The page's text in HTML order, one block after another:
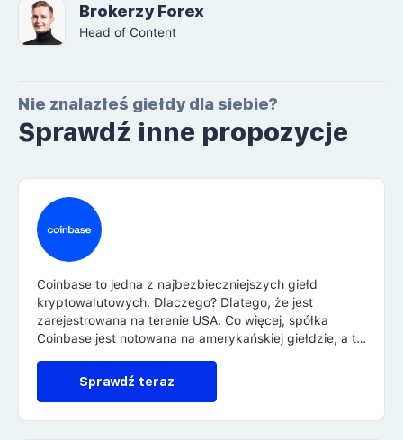
Brokerzy Forex
Head of Content
Nie znalazłeś giełdy dla siebie?
Sprawdź inne propozycje
Coinbase to jedna z najbezbieczniejszych giełd
kryptowalutowych. Dlaczego? Dlatego, że jest
zarejestrowana na terenie USA. Co więcej, spółka
Coinbase jest notowana na amerykańskiej giełdzie, a to
świat kryptowalut, to najbardziej regulowana
platforma. Czy to jedyne atuty Coinbase? O tym
Sprawdź teraz